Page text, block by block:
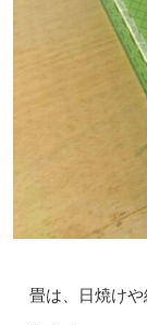
畳は、日焼け